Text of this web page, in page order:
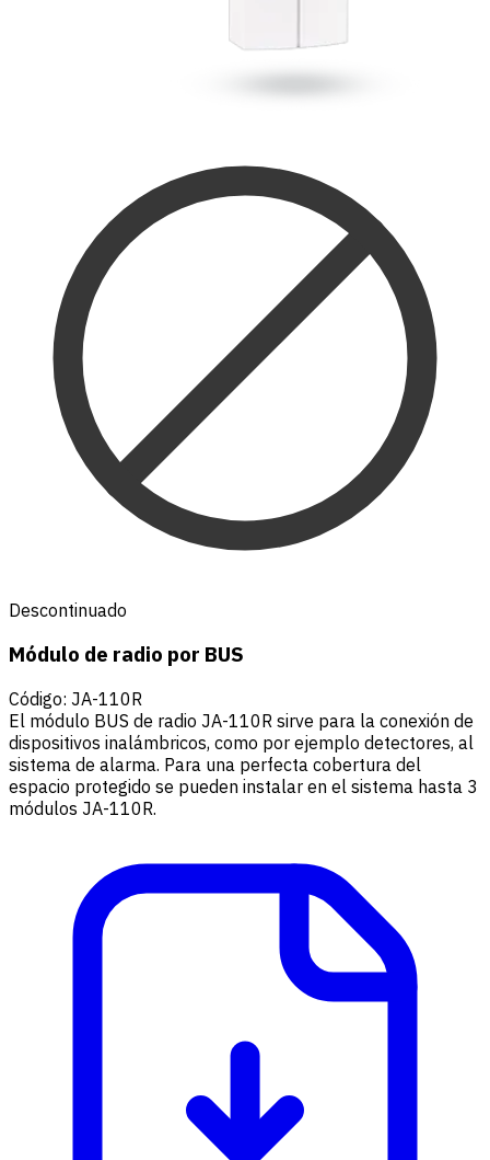
Descontinuado
Módulo de radio por BUS
Código: JA-110R
El módulo BUS de radio JA-110R sirve para la conexión de
dispositivos inalámbricos, como por ejemplo detectores, al
sistema de alarma. Para una perfecta cobertura del
espacio protegido se pueden instalar en el sistema hasta 3
módulos JA-110R.